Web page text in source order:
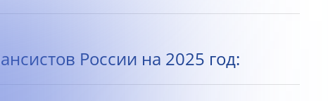
России на 2025 год: